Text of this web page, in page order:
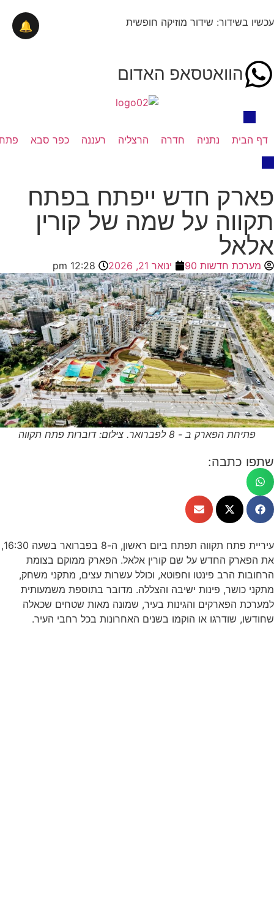
עכשיו בשידור: שידור מוזיקה חופשית
הוואטסאפ האדום
דף הבית נתניה חדרה הרצליה רעננה כפר סבא
פארק חדש ייפתח בפתח
תקווה על שמה של קורין
אלאל
מערכת חדשות 90 ינואר 21, 2026 12:28 pm
פתיחת הפארק ב - 8 לפברואר. צילום: דוברות פתח תקווה
שתפו כתבה:
עיריית פתח תקווה תפתח ביום ראשון, ה-8 בפברואר בשעה 16:30,
את הפארק החדש על שם קורין אלאל. הפארק ממוקם בצומת
הרחובות הרב פינטו וחפוטא, וכולל עשרות עצים, מתקני משחק,
מתקני כושר, פינות ישיבה והצללה. מדובר בתוספת משמעותית
למערכת הפארקים והגינות בעיר, שמונה מאות שטחים שכאלה
שחודשו, שודרגו או הוקמו בשנים האחרונות בכל רחבי העיר.
🔔